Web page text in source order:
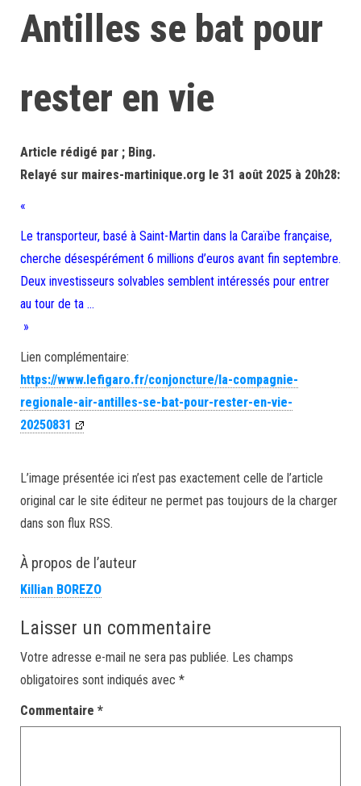
Antilles se bat pour
rester en vie
Article rédigé par ; Bing.
Relayé sur maires-martinique.org le 31 août 2025 à 20h28:
«
Le transporteur, basé à Saint-Martin dans la Caraïbe française,
cherche désespérément 6 millions d’euros avant fin septembre.
Deux investisseurs solvables semblent intéressés pour entrer
au tour de ta …
»
Lien complémentaire:
https://www.lefigaro.fr/conjoncture/la-compagnie-
regionale-air-antilles-se-bat-pour-rester-en-vie-
20250831
L’image présentée ici n’est pas exactement celle de l’article
original car le site éditeur ne permet pas toujours de la charger
dans son flux RSS.
À propos de l’auteur
Killian BOREZO
Laisser un commentaire
Votre adresse e-mail ne sera pas publiée. Les champs
obligatoires sont indiqués avec *
Commentaire *